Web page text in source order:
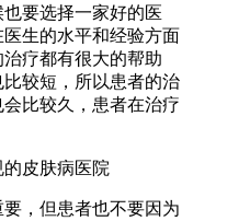
要选择一家好的医
生的水平和经验方面
疗都有很大的帮助
较短，所以患者的治
比较久，患者在治疗
皮肤病医院
，但患者也不要因为